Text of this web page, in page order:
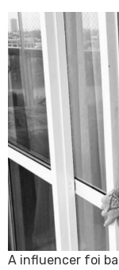
A influencer foi